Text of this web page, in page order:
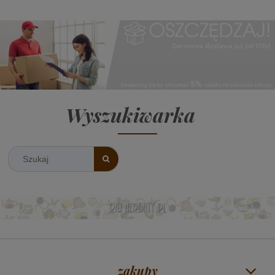
Wyszukiwarka
zakupy